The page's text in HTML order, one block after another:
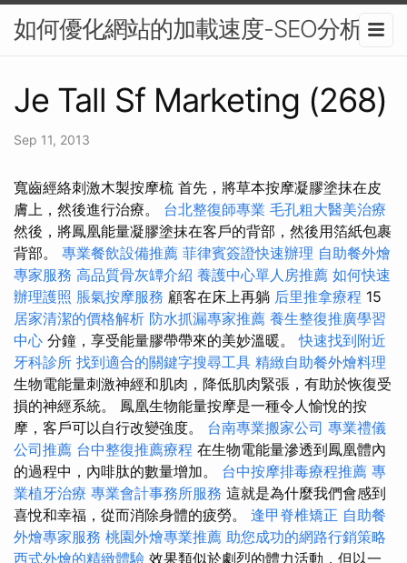
如何優化網站的加載速度-SEO分析
Je Tall Sf Marketing (268)
Sep 11, 2013
寬齒經絡刺激木製按摩梳 首先，將草本按摩凝膠塗抹在皮
膚上，然後進行治療。 台北整復師專業 毛孔粗大醫美治療
然後，將鳳凰能量凝膠塗抹在客戶的背部，然後用箔紙包裹
背部。 專業餐飲設備推薦 菲律賓簽證快速辦理 自助餐外燴
專家服務 高品質骨灰罈介紹 養護中心單人房推薦 如何快速
辦理護照 脹氣按摩服務 顧客在床上再躺 后里推拿療程 15
居家清潔的價格解析 防水抓漏專家推薦 養生整復推廣學習
中心 分鐘，享受能量膠帶帶來的美妙溫暖。快速找到附近
牙科診所 找到適合的關鍵字搜尋工具 精緻自助餐外燴料理
生物電能量刺激神經和肌肉，降低肌肉緊張，有助於恢復受
損的神經系統。 鳳凰生物能量按摩是一種令人愉悅的按
摩，客戶可以自行改變強度。 台南專業搬家公司 專業禮儀
公司推薦 台中整復推薦療程 在生物電能量滲透到鳳凰體內
的過程中，內啡肽的數量增加。 台中按摩排毒療程推薦 專
業植牙治療 專業會計事務所服務 這就是為什麼我們會感到
喜悅和幸福，從而消除身體的疲勞。 逢甲脊椎矯正 自助餐
外燴專家服務 桃園外燴專業推薦 助您成功的網路行銷策略
西式外燴的精緻體驗 效果類似於劇烈的體力活動，但以一